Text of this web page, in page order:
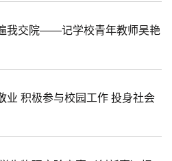
我交院——记学校青年教师吴艳
积极参与校园工作 投身社会